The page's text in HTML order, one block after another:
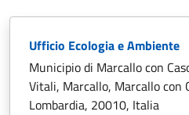
Ufficio Ecologia e Ambiente
Municipio di Marcallo con
Vitali, Marcallo, Marcallo con
Lombardia, 20010, Italia